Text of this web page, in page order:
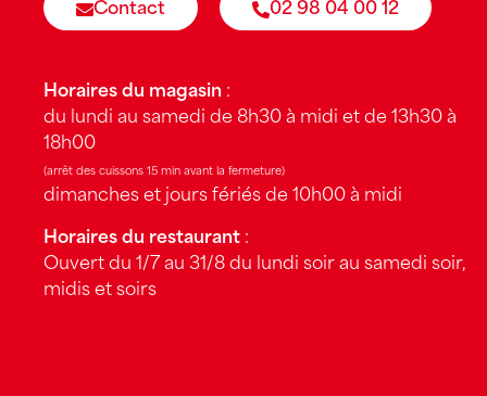
Contact 02 98 04 00 12
Horaires du magasin :
du lundi au samedi de 8h30 à midi et de 13h30 à
18h00
(arrêt des cuissons 15 min avant la fermeture)
dimanches et jours fériés de 10h00 à midi
Horaires du restaurant :
Ouvert du 1/7 au 31/8 du lundi soir au samedi soir,
midis et soirs